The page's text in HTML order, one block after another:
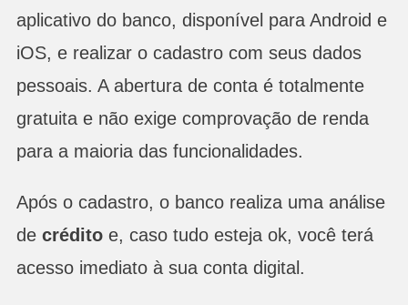
aplicativo do banco, disponível para Android e
iOS, e realizar o cadastro com seus dados
pessoais. A abertura de conta é totalmente
gratuita e não exige comprovação de renda
para a maioria das funcionalidades.
Após o cadastro, o banco realiza uma análise
de créditoe, caso tudo esteja ok, você terá
acesso imediato à sua conta digital.